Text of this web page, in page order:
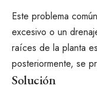
Este problema
excesivo o un
raíces de la planta
posteriormente, se
Solución